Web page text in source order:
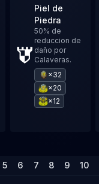
Piel de
Piedra
50% de
reduccion de
daño por
Calaveras.
×32
×20
×12
5 6 7 8 9 10